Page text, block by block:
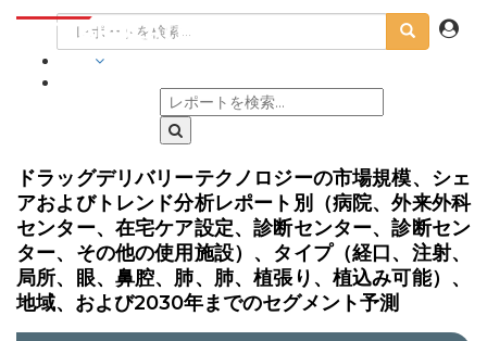
ドラッグデリバリーテクノロジーの市場規模、シェ
アおよびトレンド分析レポート別（病院、外来外科
センター、在宅ケア設定、診断センター、診断セン
ター、その他の使用施設）、タイプ（経口、注射、
局所、眼、鼻腔、肺、肺、植張り、植込み可能）、
地域、および2030年までのセグメント予測